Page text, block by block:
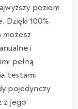
poziom
Dzięki 100%
i
pełną
testami
pojedynczy
z jego